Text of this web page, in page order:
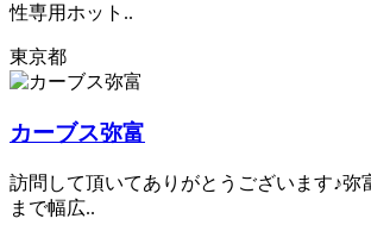
性専用ホット..
東京都
カーブス弥富
訪問して頂いてありがとうございます♪弥
まで幅広..